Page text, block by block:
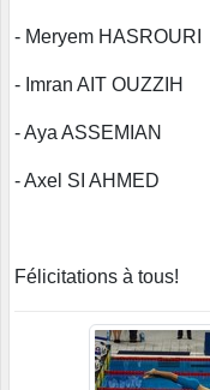
- Meryem HASROURI
- Imran AIT OUZZIH
- Aya ASSEMIAN
- Axel SI AHMED
Félicitations à tous!